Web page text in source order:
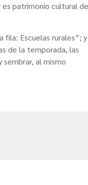
es patrimonio cultural de
fila: Escuelas rurales”; y
de la temporada, las
al mismo